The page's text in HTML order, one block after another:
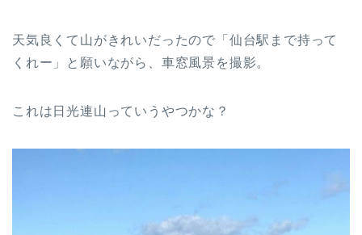
天気良くて山がきれいだったので「仙台駅まで持って
くれー」と願いながら、車窓風景を撮影。
これは日光連山っていうやつかな？